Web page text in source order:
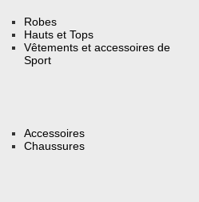
Robes
Hauts et Tops
Vêtements et accessoires de
Sport
Accessoires
Chaussures